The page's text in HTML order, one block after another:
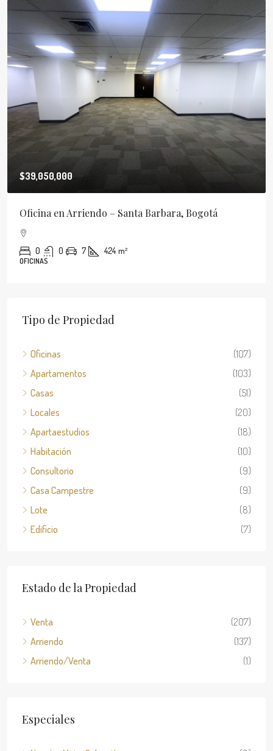
$2,500,000,000
Apartamento en Venta – Montearroyo – Usaquén,
Bogotá
3
Oficinas
(107)
Apartamentos
(103)
Casas
(51)
Locales
(20)
Apartaestudios
(18)
Habitación
(10)
Consultorio
(9)
Casa Campestre
(9)
Lote
(8)
Venta
(207)
Arriendo
(137)